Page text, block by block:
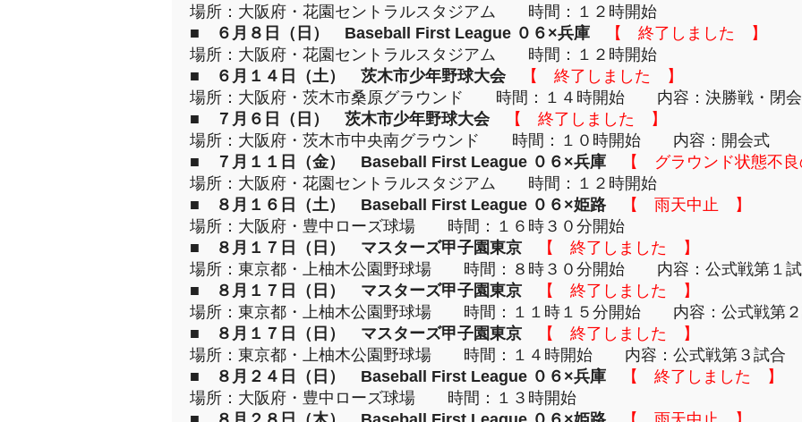
場所：大阪府・花園セントラルスタジアム 時間：１２時開始
■
６月８日（日） Baseball First League ０６×兵庫
【 終了しました 】
場所：大阪府・花園セントラルスタジアム 時間：１２時開始
■
６月１４日（土） 茨木市少年野球大会
【 終了しました 】
場所：大阪府・茨木市桑原グラウンド 時間：１４時開始 内容：決勝戦・閉会
■
７月６日（日） 茨木市少年野球大会
【 終了しました 】
場所：大阪府・茨木市中央南グラウンド 時間：１０時開始 内容：開会式
■
７月１１日（金） Baseball First League ０６×兵庫
【 グラウンド状態不
場所：大阪府・花園セントラルスタジアム 時間：１２時開始
■
８月１６日（土） Baseball First League ０６×姫路
【 雨天中止 】
場所：大阪府・豊中ローズ球場 時間：１６時３０分開始
■ ８月１７日（日） マスターズ甲子園東京
【 終了しました 】
場所：東京都・上柚木公園野球場 時間：８時３０分開始 内容：公式戦第１
■
８月１７日（日） マスターズ甲子園東京
【 終了しました 】
場所：東京都・上柚木公園野球場 時間：１１時１５分開始 内容：公式戦第２
■
８月１７日（日） マスターズ甲子園東京
【 終了しました 】
場所：東京都・上柚木公園野球場 時間：１４時開始 内容：公式戦第３試合
■
８月２４日（日） Baseball First League ０６×兵庫
【 終了しました 】
場所：大阪府・豊中ローズ球場 時間：１３時開始